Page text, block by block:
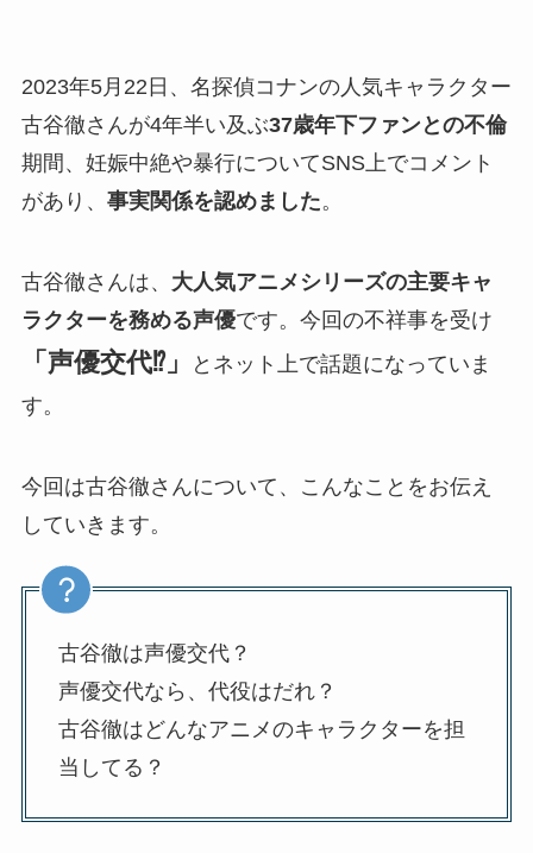
2023年5月22日、名探偵コナンの人気キャラクター
古谷徹さんが4年半い及ぶ37歳年下ファンとの不倫
期間、妊娠中絶や暴行についてSNS上でコメント
があり、 事実関係を認めました。
古谷徹さんは、 大人気アニメシリーズの主要キャ
ラクターを務める声優です。今回の不祥事を受け
「声優交代⁉」
とネット上で話題になっていま
す。
今回は古谷徹さんについて、こんなことをお伝え
していきます。
古谷徹は声優交代？
声優交代なら、代役はだれ？
古谷徹はどんなアニメのキャラクターを担
当してる？